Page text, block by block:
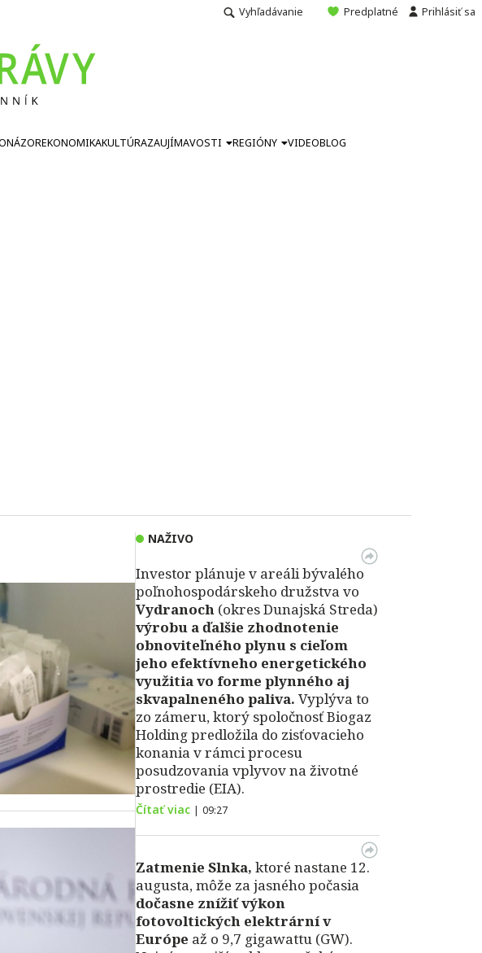
Vyhľadávanie Predplatné Prihlásiť sa
EKONOMIKAKULTÚRAZAUJÍMAVOSTI REGIÓNY VIDEOBLOG
NAŽIVO
Investor plánuje v areáli bývalého
poľnohospodárskeho družstva vo
Vydranoch (okres Dunajská Streda)
výrobu a ďalšie zhodnotenie
obnoviteľného plynu s cieľom
jeho efektívneho energetického
využitia vo forme plynného aj
skvapalneného paliva. Vyplýva to
zo zámeru, ktorý spoločnosť Biogaz
Holding predložila do zisťovacieho
konania v rámci procesu
posudzovania vplyvov na životné
prostredie (EIA).
Čítať viac | 09:27
Zatmenie Slnka, ktoré nastane 12.
augusta, môže za jasného počasia
dočasne znížiť výkon
fotovoltických elektrární v
Európe až o 9,7 gigawattu (GW).